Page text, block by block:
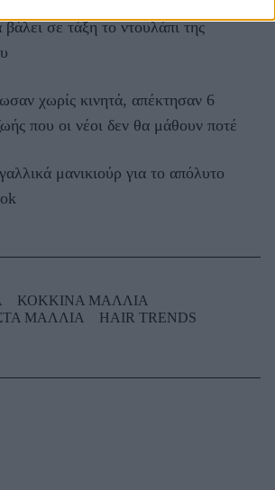
σε τάξη το ντουλάπι της
χωρίς κινητά, απέκτησαν 6
που οι νέοι δεν θα μάθουν ποτέ
μανικιούρ για το απόλυτο
ΚΟΚΚΙΝΑ ΜΑΛΛΙΑ
ΜΑΛΛΙΑ
HAIR TRENDS